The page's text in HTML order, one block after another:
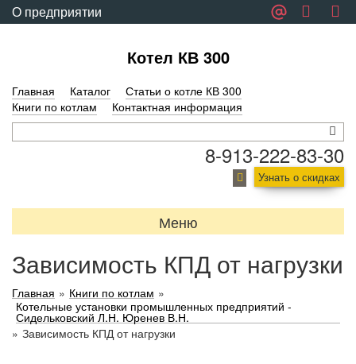
О предприятии
Котел КВ 300
Главная Каталог
Статьи о котле КВ 300
Книги по котлам
Контактная информация
8-913-222-83-30
Узнать о скидках
Меню
Зависимость КПД от нагрузки
Главная » Книги по котлам »
Котельные установки промышленных предприятий -
Сидельковский Л.Н. Юренев В.Н.
» Зависимость КПД от нагрузки